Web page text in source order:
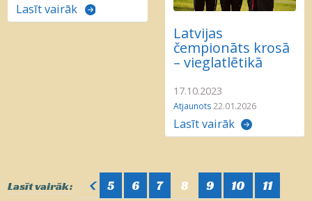
Lasīt vairāk
Latvijas
čempionāts krosā
– vieglatlētikā
17.10.2023
Atjaunots22.01.2026
Lasīt vairāk
Lasīt vairāk: < 5 6 7 8 9 10 11